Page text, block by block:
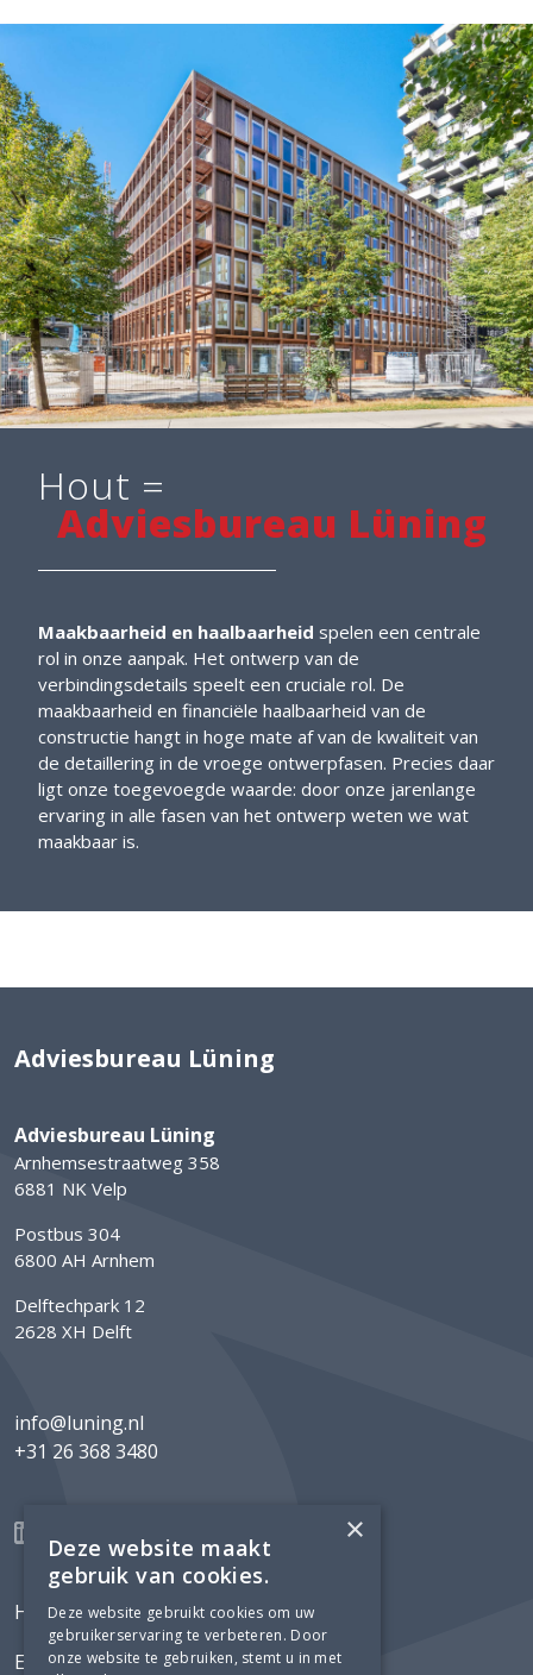
Hout =
Adviesbureau Lüning
Maakbaarheid en haalbaarheid spelen een centrale
rol in onze aanpak. Het ontwerp van de
verbindingsdetails speelt een cruciale rol. De
maakbaarheid en financiële haalbaarheid van de
constructie hangt in hoge mate af van de kwaliteit van
de detaillering in de vroege ontwerpfasen. Precies daar
ligt onze toegevoegde waarde: door onze jarenlange
ervaring in alle fasen van het ontwerp weten we wat
maakbaar is.
Adviesbureau Lüning
Adviesbureau Lüning
Arnhemsestraatweg 358
6881 NK Velp
Postbus 304
6800 AH Arnhem
Delftechpark 12
2628 XH Delft
info@luning.nl
+31 26 368 3480
Home
Expertises
×
Deze website maakt
gebruik van cookies.
Deze website gebruikt cookies om uw
gebruikerservaring te verbeteren. Door
onze website te gebruiken, stemt u in met